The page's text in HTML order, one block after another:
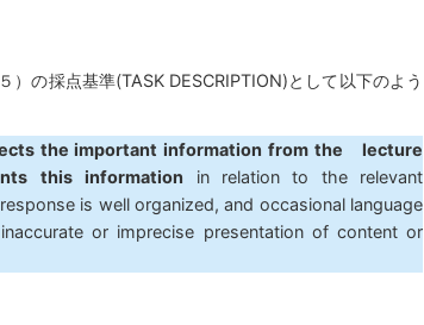
）の採点基準(TASK DESCRIPTION)として以下のよう
the important information from the lecture
this information in relation to the relevant
is well organized, and occasional language
or imprecise presentation of content or